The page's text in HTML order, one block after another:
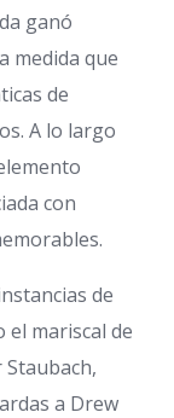
ganó
medida que
de
A lo largo
con
de
el mariscal de
Staubach,
a Drew